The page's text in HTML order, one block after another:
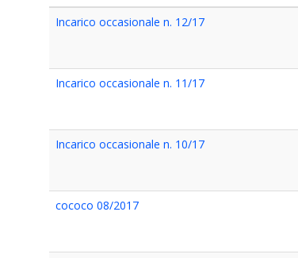
Incarico occasionale n. 12/17
Incarico occasionale n. 11/17
Incarico occasionale n. 10/17
cococo 08/2017